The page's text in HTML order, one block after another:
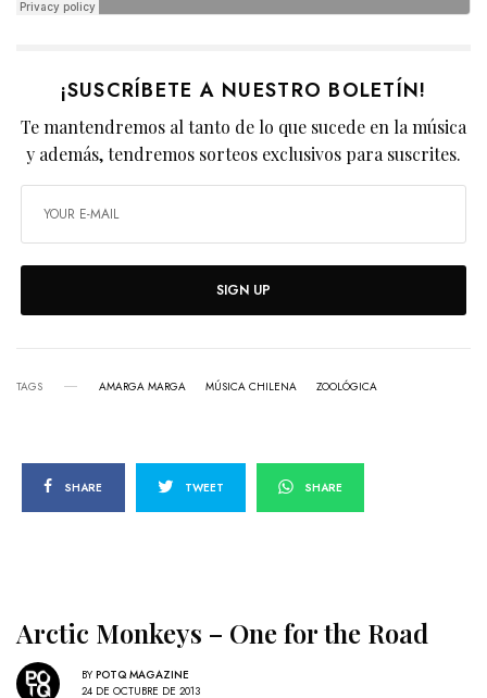
¡SUSCRÍBETE A NUESTRO BOLETÍN!
Te mantendremos al tanto de lo que sucede en la música
y además, tendremos sorteos exclusivos para suscrites.
SIGN UP
TAGS AMARGA MARGA MÚSICA CHILENA ZOOLÓGICA
SHARE TWEET SHARE
Arctic Monkeys – One for the Road
BY POTQ MAGAZINE
24 DE OCTUBRE DE 2013